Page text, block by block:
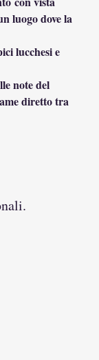
luogo dove la
lucchesi e
note del
diretto tra